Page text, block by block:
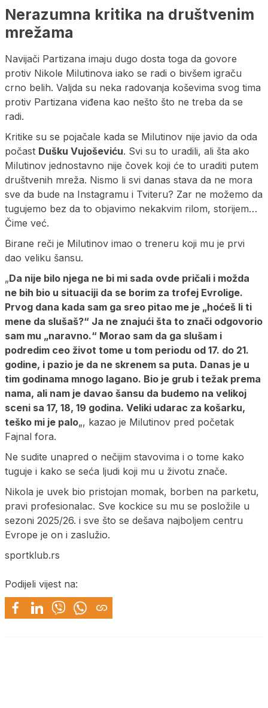
Nerazumna kritika na društvenim
mrežama
Navijači Partizana imaju dugo dosta toga da govore
protiv Nikole Milutinova iako se radi o bivšem igraču
crno belih. Valjda su neka radovanja koševima svog tima
protiv Partizana viđena kao nešto što ne treba da se
radi.
Kritike su se pojačale kada se Milutinov nije javio da oda
počast Dušku Vujoševiću. Svi su to uradili, ali šta ako
Milutinov jednostavno nije čovek koji će to uraditi putem
društvenih mreža. Nismo li svi danas stava da ne mora
sve da bude na Instagramu i Tviteru? Zar ne možemo da
tugujemo bez da to objavimo nekakvim rilom, storijem…
Čime već.
Birane reči je Milutinov imao o treneru koji mu je prvi
dao veliku šansu.
„Da nije bilo njega ne bi mi sada ovde pričali i možda
ne bih bio u situaciji da se borim za trofej Evrolige.
Prvog dana kada sam ga sreo pitao me je „hoćeš li ti
mene da slušaš?“ Ja ne znajući šta to znači odgovorio
sam mu „naravno.“ Morao sam da ga slušam i
podredim ceo život tome u tom periodu od 17. do 21.
godine, i pazio je da ne skrenem sa puta. Danas je u
tim godinama mnogo lagano. Bio je grub i težak prema
nama, ali nam je davao šansu da budemo na velikoj
sceni sa 17, 18, 19 godina. Veliki udarac za košarku,
teško mi je palo„, kazao je Milutinov pred početak
Fajnal fora.
Ne sudite unapred o nečijim stavovima i o tome kako
tuguje i kako se seća ljudi koji mu u životu znače.
Nikola je uvek bio pristojan momak, borben na parketu,
pravi profesionalac. Sve kockice su mu se posložile u
sezoni 2025/26. i sve što se dešava najboljem centru
Evrope je on i zaslužio.
sportklub.rs
Podijeli vijest na: